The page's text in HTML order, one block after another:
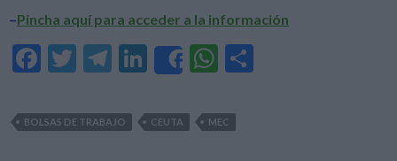
–Pincha aquí para acceder a la información
F
e
b
T
itt
er
T
e
gr
Li
n
ke
dI
Share
W
at
s
BOLSAS DE TRABAJO CEUTA MEC